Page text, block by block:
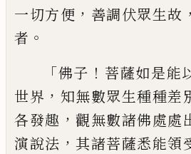
一切方便 ， 善調伏眾生故 ，
者 。
「佛子 ！ 菩薩如是能
世界 ， 知無數眾生種種差
各發趣 ，觀無數諸佛處處
演說法 ，其諸菩薩悉能領